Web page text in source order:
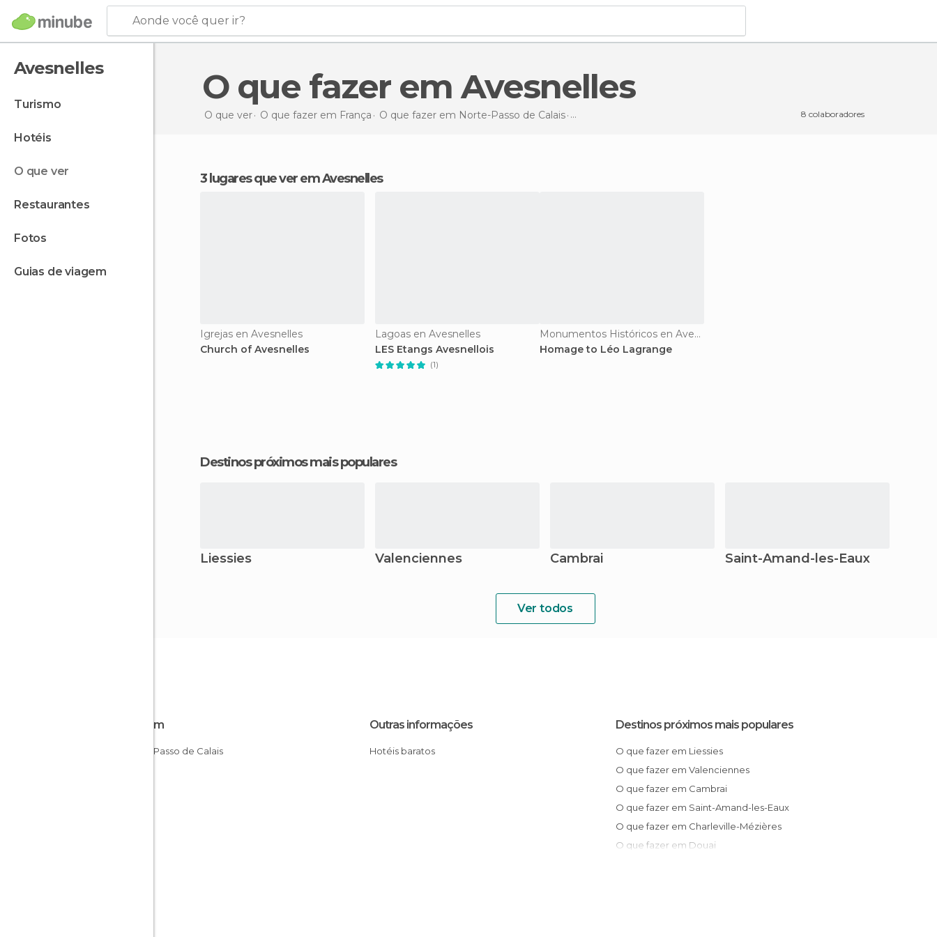
Aonde você quer ir?
Avesnelles
turismo
hotéis
o que ver
restaurantes
fotos
guias de viagem
O que fazer em Avesnelles
O que ver O que fazer em França O que fazer em Norte-Passo de Calais O que fazer 8 colaboradores
3 lugares que ver em Avesnelles
Igrejas en Avesnelles
Church of Avesnelles
Lagoas en Avesnelles
LES Etangs Avesnellois
(1)
Monumentos Históricos en Avesnelles
Homage to Léo Lagrange
Destinos próximos mais populares
Liessies Valenciennes Cambrai Saint-Amand-les-Eaux
Ver todos
Fica em
Norte-Passo de Calais
Outras informações
Hotéis baratos
Destinos próximos mais populares
O que fazer em Liessies
O que fazer em Valenciennes
O que fazer em Cambrai
O que fazer em Saint-Amand-les-Eaux
O que fazer em Charleville-Mézières
O que fazer em Douai